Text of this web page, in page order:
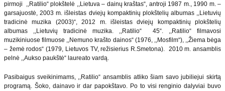
pirmoji ,,Ratilio“ plokštelė ,,Lietuva – dainų kraštas“, antroji 1987 m., 1990 m. –
garsajuostė, 2003 m. išleistas dviejų kompaktinių plokštelių albumas ,,Lietuvių
tradicinė muzika (2003)“, 2012 m. išleistas dviejų kompaktinių plokštelių
albumas ,,Lietuvių tradicinė muzika. ,,Ratilio“ 45“. ,,Ratilio“ filmavosi
muzikiniuose filmuose ,,Nemuno krašto dainos“ (1976, ,,Mosfilm“), ,,Žiema bėga
– žemė rodos“ (1979, Lietuvos TV, režisierius R.Smetona). 2010 m. ansamblis
pelnė ,,Aukso paukštė“ laureato vardą.
Pasibaigus sveikinimams, ,,Ratilio“ ansamblis atliko šiam savo jubiliejui skirtą
programą. Šoko, dainavo ir dar papokštavo. Po to visi renginio dalyviai buvo